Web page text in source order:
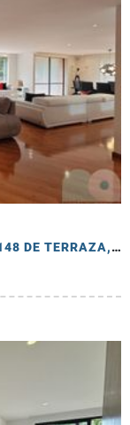
APTO EN CERROS DE SUBA, 274 MTS + 148 DE TERRAZA, 4 HAB, 5 BA, 4 PARQ